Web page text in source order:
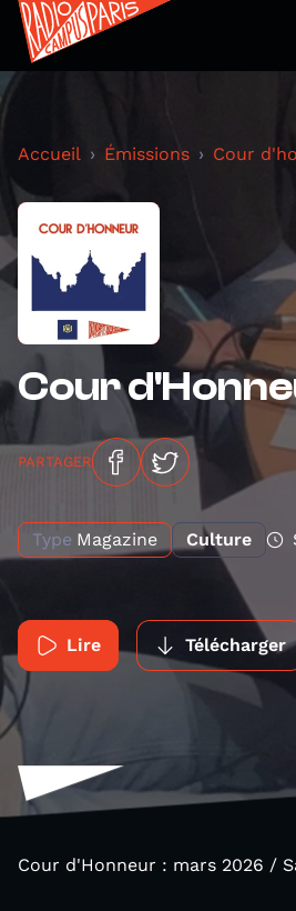
Accueil Émissions Cour
Cour
PARTAGER
Type Magazine Culture
Lire Télécharger
Cour d'Honneur : mars 2026 /